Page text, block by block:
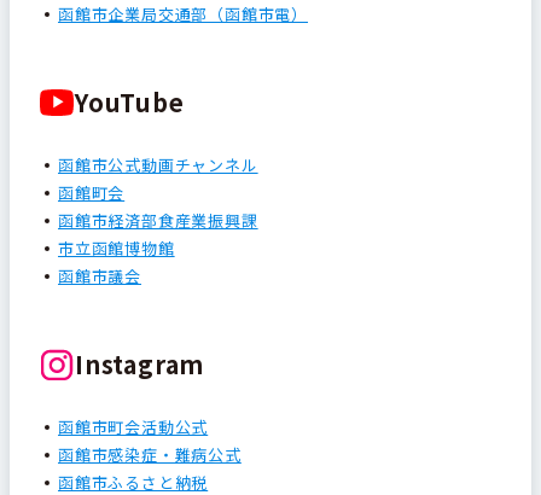
函館市企業局交通部（函館市電）
YouTube
函館市公式動画チャンネル
函館町会
函館市経済部食産業振興課
市立函館博物館
函館市議会
Instagram
函館市町会活動公式
函館市感染症・難病公式
函館市ふるさと納税